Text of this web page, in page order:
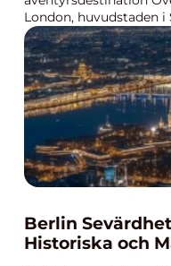
London, huvudstaden i
Berlin
Historiska och